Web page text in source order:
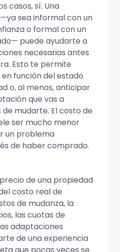
casos, sí. Una
sea informal con un
o formal con un
puede ayudarte a
necesarias antes
Esto te permite
función del estado
o, al menos, anticipar
que vas a
mudarte. El costo de
ser mucho menor
un problema
de haber comprado.
de una propiedad
costo real de
de mudanza, la
las cuotas de
adaptaciones
de una experiencia